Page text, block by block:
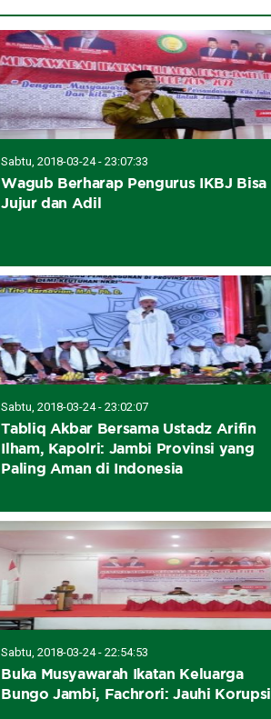
Sabtu, 2018-03-24 - 23:07:33
Wagub Berharap Pengurus IKBJ Bisa
Jujur dan Adil
Sabtu, 2018-03-24 - 23:02:07
Tabliq Akbar Bersama Ustadz Arifin
Ilham, Kapolri: Jambi Provinsi yang
Paling Aman di Indonesia
Sabtu, 2018-03-24 - 22:54:53
Buka Musyawarah Ikatan Keluarga
Bungo Jambi, Fachrori: Jauhi Korupsi